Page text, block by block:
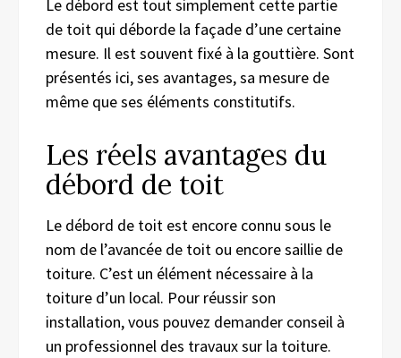
Le débord est tout simplement cette partie
de toit qui déborde la façade d’une certaine
mesure. Il est souvent fixé à la gouttière. Sont
présentés ici, ses avantages, sa mesure de
même que ses éléments constitutifs.
Les réels avantages du
débord de toit
Le débord de toit est encore connu sous le
nom de l’avancée de toit ou encore saillie de
toiture. C’est un élément nécessaire à la
toiture d’un local. Pour réussir son
installation, vous pouvez demander conseil à
un professionnel des travaux sur la toiture.